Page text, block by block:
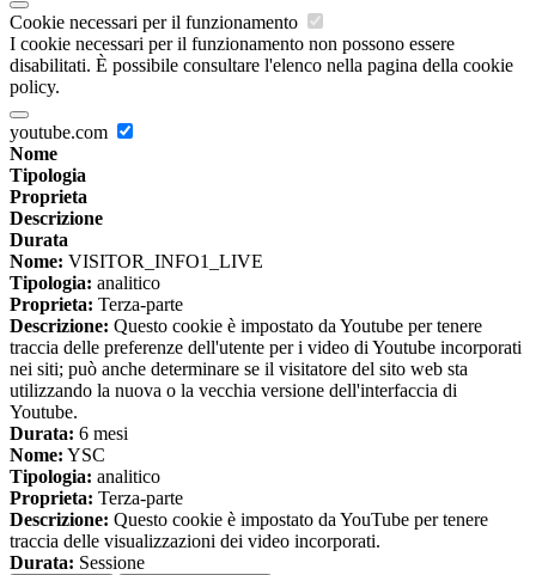
Cookie necessari per il funzionamento
I cookie necessari per il funzionamento non possono essere
disabilitati. È possibile consultare l'elenco nella pagina della cookie
policy.
youtube.com
Nome
Tipologia
Proprieta
Descrizione
Durata
Nome: VISITOR_INFO1_LIVE
Tipologia: analitico
Proprieta: Terza-parte
Descrizione: Questo cookie è impostato da Youtube per tenere
traccia delle preferenze dell'utente per i video di Youtube incorporati
nei siti; può anche determinare se il visitatore del sito web sta
utilizzando la nuova o la vecchia versione dell'interfaccia di
Youtube.
Durata: 6 mesi
Nome: YSC
Tipologia: analitico
Proprieta: Terza-parte
Descrizione: Questo cookie è impostato da YouTube per tenere
traccia delle visualizzazioni dei video incorporati.
Durata: Sessione